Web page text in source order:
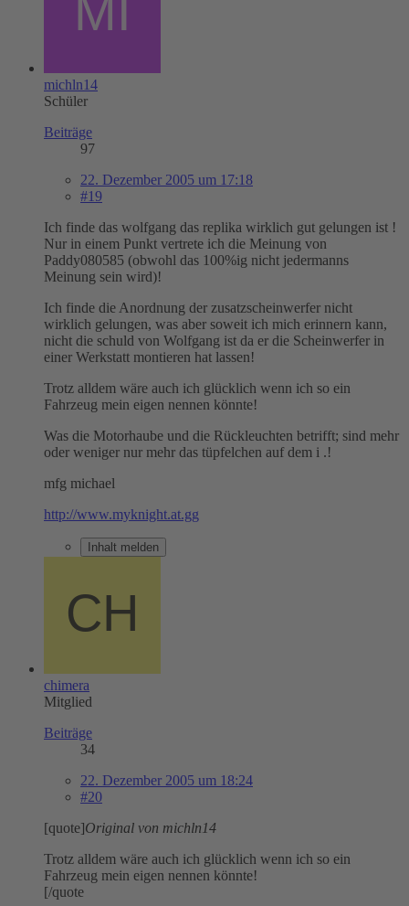
michln14
Schüler
Beiträge
97
22. Dezember 2005 um 17:18
#19
Ich finde das wolfgang das replika wirklich gut gelungen ist !
Nur in einem Punkt vertrete ich die Meinung von
Paddy080585 (obwohl das 100%ig nicht jedermanns
Meinung sein wird)!
Ich finde die Anordnung der zusatzscheinwerfer nicht
wirklich gelungen, was aber soweit ich mich erinnern kann,
nicht die schuld von Wolfgang ist da er die Scheinwerfer in
einer Werkstatt montieren hat lassen!
Trotz alldem wäre auch ich glücklich wenn ich so ein
Fahrzeug mein eigen nennen könnte!
Was die Motorhaube und die Rückleuchten betrifft; sind mehr
oder weniger nur mehr das tüpfelchen auf dem i .!
mfg michael
http://www.myknight.at.gg
Inhalt melden
chimera
Mitglied
Beiträge
34
22. Dezember 2005 um 18:24
#20
[quote]Original von michln14
Trotz alldem wäre auch ich glücklich wenn ich so ein
Fahrzeug mein eigen nennen könnte!
[/quote